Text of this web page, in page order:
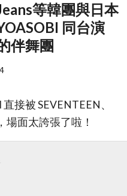
等韓團與日本
同台演
伴舞團
接被 SEVENTEEN、
場面太誇張了啦！